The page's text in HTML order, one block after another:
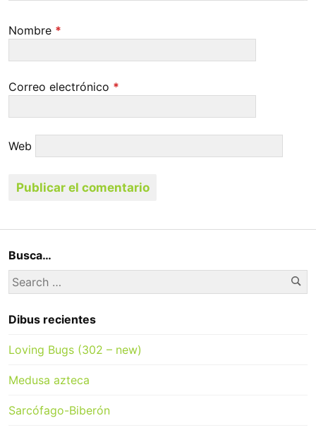
Nombre *
Correo electrónico *
Web
Busca…
Search
for:
Dibus recientes
Loving Bugs (302 – new)
Medusa azteca
Sarcófago-Biberón